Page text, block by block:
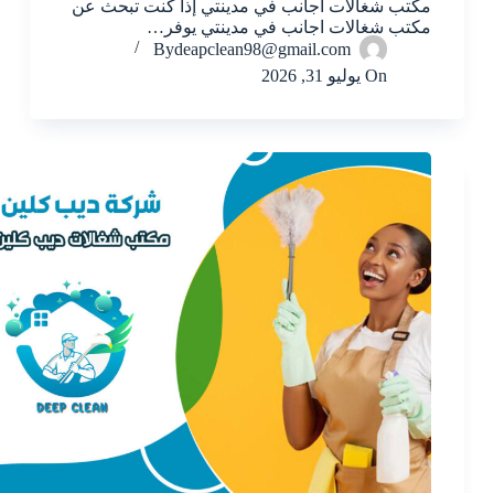
مكتب شغالات اجانب في مدينتي إذا كنت تبحث عن
مكتب شغالات اجانب في مدينتي يوفر…
Bydeapclean98@gmail.com
On يوليو 31, 2026